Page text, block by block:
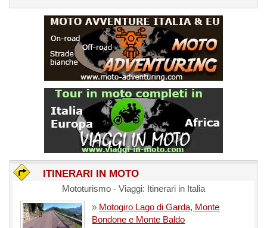
ITINERARI IN MOTO
Mototurismo - Viaggi: Itinerari in Italia
» Motogiro Lago di Garda, Monte
Bondone e Monte Baldo